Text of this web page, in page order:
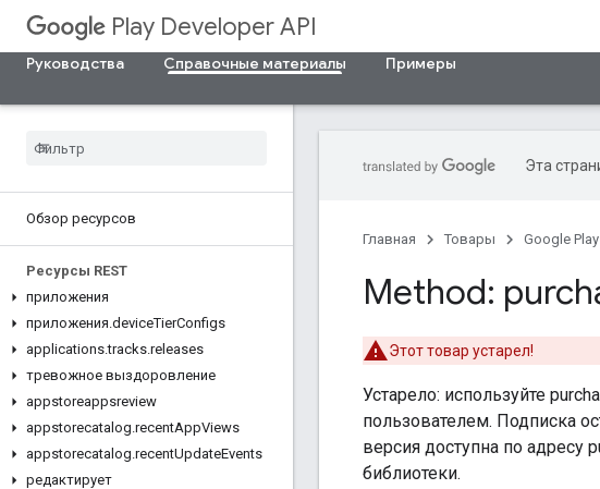
Play Developer API
Руководства
Справочные материалы Примеры
Обзор ресурсов
Ресурсы REST
приложения
приложения.deviceTierConfigs
applications.tracks.releases
тревожное выздоровление
appstoreappsreview
appstorecatalog.recentAppViews
appstorecatalog.recentUpdateEvents
редактирует
Эта
Главная Товары Google
Method:
Этот товар устарел!
Устарело: используйте
пользователем. Подписка
версия доступна по адресу
библиотеки.